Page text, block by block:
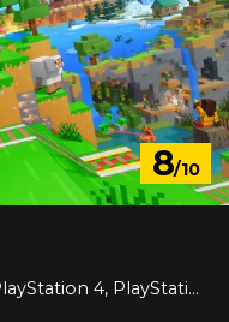
8/10
3DS, Android, PC, PlayStation 3, PlayStation 4, PlayStation 5, Switch, Switch 2, VITA, Wii U, Xbox 360, Xbox One, Xbox Series, iOS